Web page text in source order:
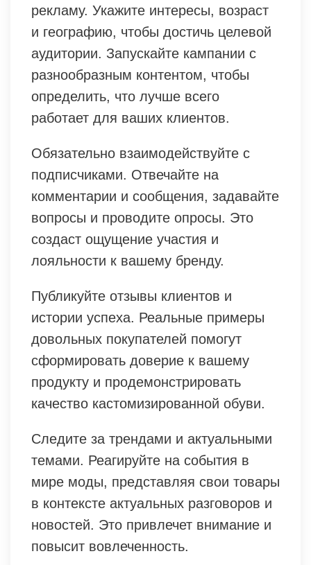
рекламу. Укажите интересы, возраст
и географию, чтобы достичь целевой
аудитории. Запускайте кампании с
разнообразным контентом, чтобы
определить, что лучше всего
работает для ваших клиентов.
Обязательно взаимодействуйте с
подписчиками. Отвечайте на
комментарии и сообщения, задавайте
вопросы и проводите опросы. Это
создаст ощущение участия и
лояльности к вашему бренду.
Публикуйте отзывы клиентов и
истории успеха. Реальные примеры
довольных покупателей помогут
сформировать доверие к вашему
продукту и продемонстрировать
качество кастомизированной обуви.
Следите за трендами и актуальными
темами. Реагируйте на события в
мире моды, представляя свои товары
в контексте актуальных разговоров и
новостей. Это привлечет внимание и
повысит вовлеченность.